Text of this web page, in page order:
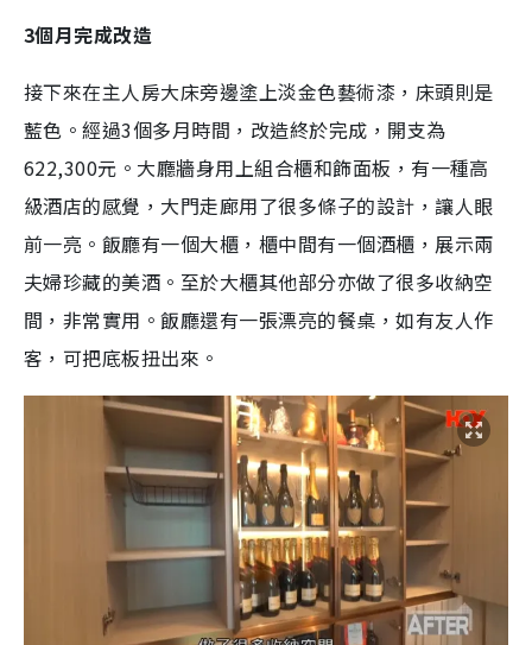
3個月完成改造
接下來在主人房大床旁邊塗上淡金色藝術漆，床頭則是
藍色。經過3個多月時間，改造終於完成，開支為
622,300元。大廳牆身用上組合櫃和飾面板，有一種高
級酒店的感覺，大門走廊用了很多條子的設計，讓人眼
前一亮。飯廳有一個大櫃，櫃中間有一個酒櫃，展示兩
夫婦珍藏的美酒。至於大櫃其他部分亦做了很多收納空
間，非常實用。飯廳還有一張漂亮的餐桌，如有友人作
客，可把底板扭出來。